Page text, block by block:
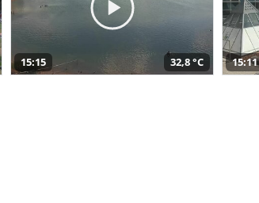
15:15 32,8 °C 15:11